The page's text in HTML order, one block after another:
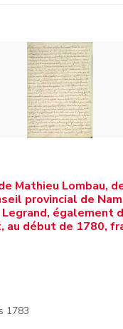
Mathieu Lombau,
provincial de
également
au début de 1780,
1783